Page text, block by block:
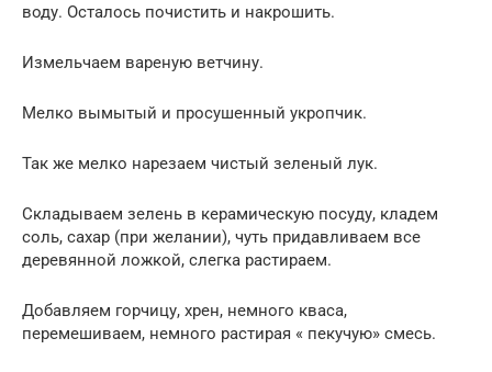
воду. Осталось почистить и накрошить.
Измельчаем вареную ветчину.
Мелко вымытый и просушенный укропчик.
Так же мелко нарезаем чистый зеленый лук.
Складываем зелень в керамическую посуду, кладем
соль, сахар (при желании), чуть придавливаем все
деревянной ложкой, слегка растираем.
Добавляем горчицу, хрен, немного кваса,
перемешиваем, немного растирая « пекучую» смесь.